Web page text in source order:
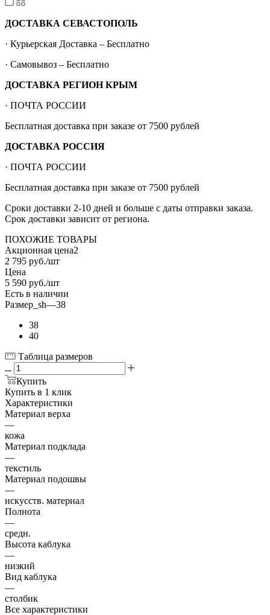
ДОСТАВКА СЕВАСТОПОЛЬ
· Курьерская Доставка – Бесплатно
· Самовывоз – Бесплатно
ДОСТАВКА РЕГИОН КРЫМ
· ПОЧТА РОССИИ
Бесплатная доставка при заказе от 7500 рублей
ДОСТАВКА РОССИЯ
· ПОЧТА РОССИИ
Бесплатная доставка при заказе от 7500 рублей
Сроки доставки 2-10 дней и больше с даты отправки заказа.
Срок доставки зависит от региона.
ПОХОЖИЕ ТОВАРЫ
Акционная цена2
2 795 руб./шт
Цена
5 590 руб./шт
Есть в наличии
Размер_sh—38
38
40
Таблица размеров
Купить
Купить в 1 клик
Характеристики
Материал верха
—
кожа
Материал подклада
—
текстиль
Материал подошвы
—
искусств. материал
Полнота
—
средн.
Высота каблука
—
низкий
Вид каблука
—
столбик
Все характеристики